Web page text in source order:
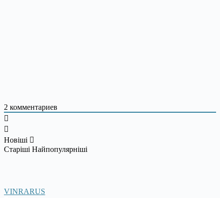
2 комментариев
Новіші
Старіші Найпопулярніші
VINRARUS